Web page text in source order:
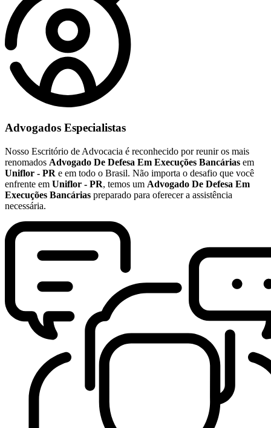
Advogados Especialistas
Nosso Escritório de Advocacia é reconhecido por reunir os mais
renomados Advogado De Defesa Em Execuções Bancárias em
Uniflor - PR e em todo o Brasil. Não importa o desafio que você
enfrente em Uniflor - PR, temos um Advogado De Defesa Em
Execuções Bancárias preparado para oferecer a assistência
necessária.